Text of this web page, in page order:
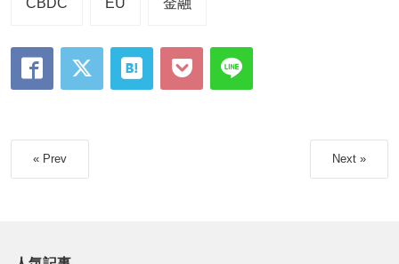
CBDC EU 金融
« Prev Next »